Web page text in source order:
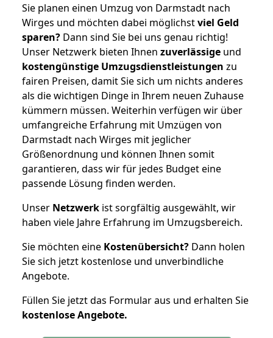
Sie planen einen Umzug von Darmstadt nach
Wirges und möchten dabei möglichstviel Geld
sparen? Dann sind Sie bei uns genau richtig!
Unser Netzwerk bieten Ihnen zuverlässige und
kostengünstige Umzugsdienstleistungen zu
fairen Preisen, damit Sie sich um nichts anderes
als die wichtigen Dinge in Ihrem neuen Zuhause
kümmern müssen. Weiterhin verfügen wir über
umfangreiche Erfahrung mit Umzügen von
Darmstadt nach Wirges mit jeglicher
Größenordnung und können Ihnen somit
garantieren, dass wir für jedes Budget eine
passende Lösung finden werden.
Unser Netzwerk ist sorgfältig ausgewählt, wir
haben viele Jahre Erfahrung im Umzugsbereich.
Sie möchten eine Kostenübersicht? Dann holen
Sie sich jetzt kostenlose und unverbindliche
Angebote.
Füllen Sie jetzt das Formular aus und erhalten Sie
kostenloseAngebote.